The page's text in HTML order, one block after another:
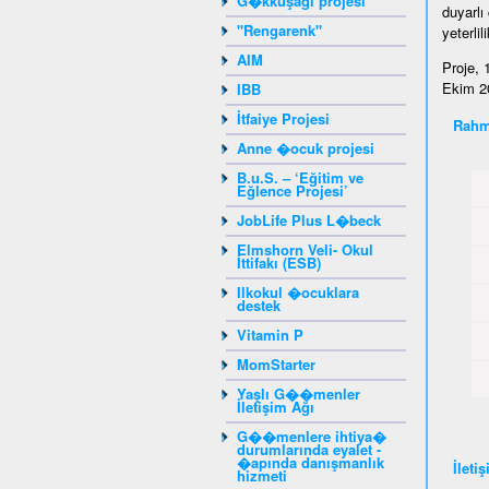
"Rengarenk"
AIM
IBB
İtfaiye Projesi
Anne �ocuk projesi
B.u.S. – ‘Eğitim ve
Eğlence Projesi’
JobLife Plus L�beck
Elmshorn Veli- Okul
İttifakı (ESB)
Ilkokul �ocuklara
destek
Vitamin P
MomStarter
Yaşlı G��menler
İletişim Ağı
G��menlere ihtiya�
durumlarında eyalet -
�apında danışmanlık
hizmeti
Proje,
Ekim